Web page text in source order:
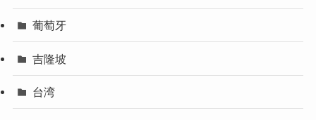
葡萄牙
吉隆坡
台湾